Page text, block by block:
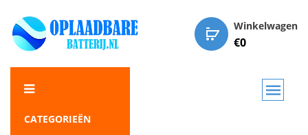
Winkelwagen
€0
CATEGORIEËN